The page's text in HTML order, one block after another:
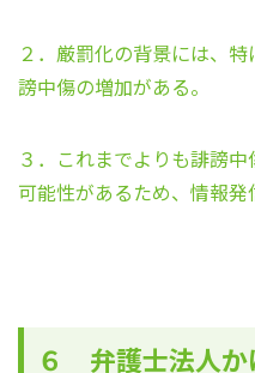
２．厳罰化の背景には、
謗中傷の増加がある。
３．これまでよりも誹謗
可能性があるため、情報発
６ 弁護士法人か